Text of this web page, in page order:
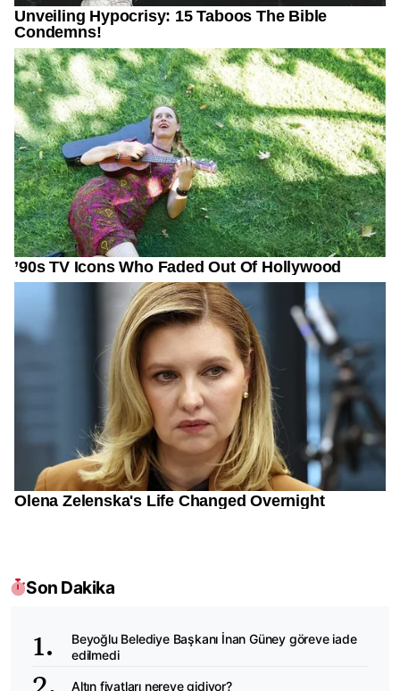
Son Dakika
Beyoğlu Belediye Başkanı İnan Güney göreve iade
edilmedi
Altın fiyatları nereye gidiyor?